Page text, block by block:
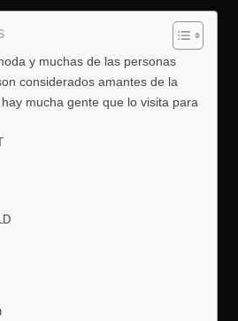
y muchas de las personas
considerados amantes de la
mucha gente que lo visita para